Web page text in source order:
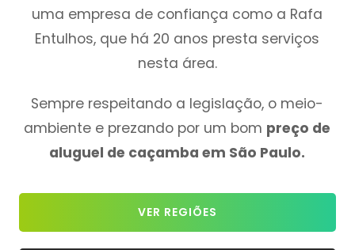
uma empresa de confiança como a Rafa
Entulhos, que há 20 anos presta serviços
nesta área.
Sempre respeitando a legislação, o meio-
ambiente e prezando por um bom preço de
aluguel de caçamba em São Paulo.
VER REGIÕES